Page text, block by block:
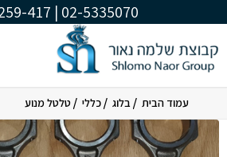
02-5335070 | 054-4259-417
עמוד הבית /בלוג /כללי /טלטל מנוע